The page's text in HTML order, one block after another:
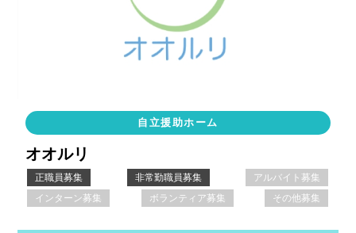
自立援助ホーム
オオルリ
正職員募集 非常勤職員募集
アルバイト募集
インターン募集
ボランティア募集 その他募集